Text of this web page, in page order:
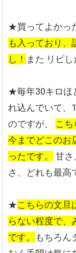
★買ってよかっ
も入っており、
し！ また リピし
★毎年30キロほ
れ込んでいて、
のですが、
こ
今までどこのお
ったです。
甘さ
さ、どれも最高
★こちらの文旦
らない程度で、
です。
もちろん